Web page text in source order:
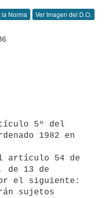
la Norma Ver Imagen del D.O.
1982 en
artículo 54 de
de 13 de
el siguiente: